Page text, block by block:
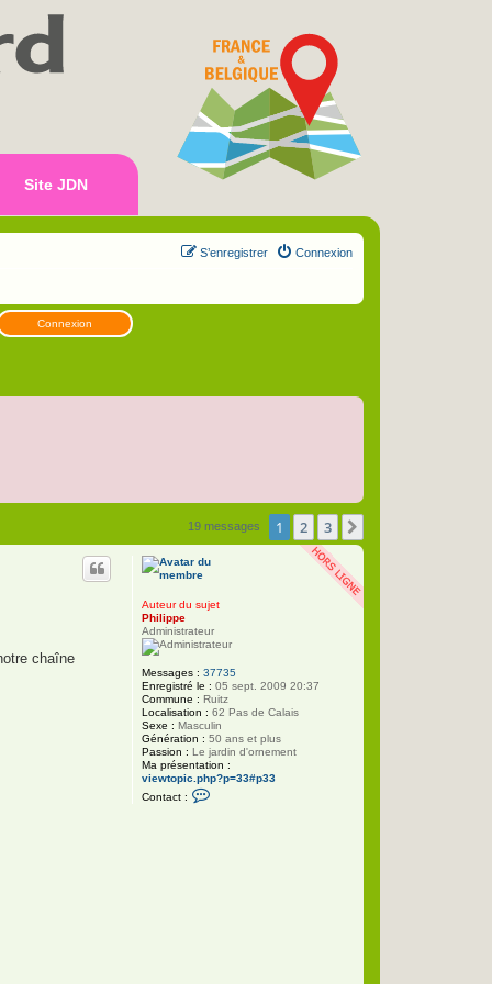
Site JDN
Connexion
S’enregistrer
Connexion
19 messages 1 2 3
Auteur du sujet
Philippe
Administrateur
Messages : 37735
Enregistré le : 05 sept. 2009 20:37
Commune : Ruitz
Localisation : 62 Pas de Calais
Sexe : Masculin
Génération : 50 ans et plus
Passion : Le jardin d'ornement
Ma présentation :
viewtopic.php?p=33#p33
Contact :
chaîne